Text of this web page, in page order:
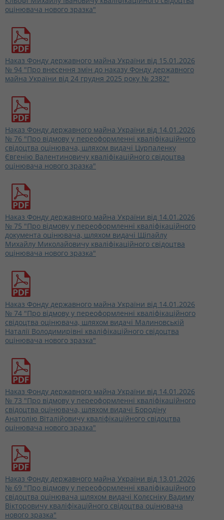
оцінювача нового зразка"
Наказ Фонду державного майна України від 15.01.2026
№ 94 "Про внесення змін до наказу Фонду державного
майна України від 24 грудня 2025 року № 2382"
Наказ Фонду державного майна України від 14.01.2026
№ 76 "Про відмову у переоформленні кваліфікаційного
свідоцтва оцінювача, шляхом видачі Цурпаленку
Євгенію Валентиновичу кваліфікаційного свідоцтва
оцінювача нового зразка"
Наказ Фонду державного майна України від 14.01.2026
№ 75 "Про відмову у переоформленні кваліфікаційного
документа оцінювача, шляхом видачі Щіпайлу
Михайлу Миколайовичу кваліфікаційного свідоцтва
оцінювача нового зразка"
Наказ Фонду державного майна України від 14.01.2026
№ 74 "Про відмову у переоформленні кваліфікаційного
свідоцтва оцінювача, шляхом видачі Малиновській
Наталії Володимирівні кваліфікаційного свідоцтва
оцінювача нового зразка"
Наказ Фонду державного майна України від 14.01.2026
№ 73 "Про відмову у переоформленні кваліфікаційного
свідоцтва оцінювача, шляхом видачі Бородіну
Анатолію Віталійовичу кваліфікаційного свідоцтва
оцінювача нового зразка"
Наказ Фонду державного майна України від 13.01.2026
№ 69 "Про відмову у переоформленні кваліфікаційного
свідоцтва оцінювача шляхом видачі Колєсніку Вадиму
Вікторовичу кваліфікаційного свідоцтва оцінювача
нового зразка"